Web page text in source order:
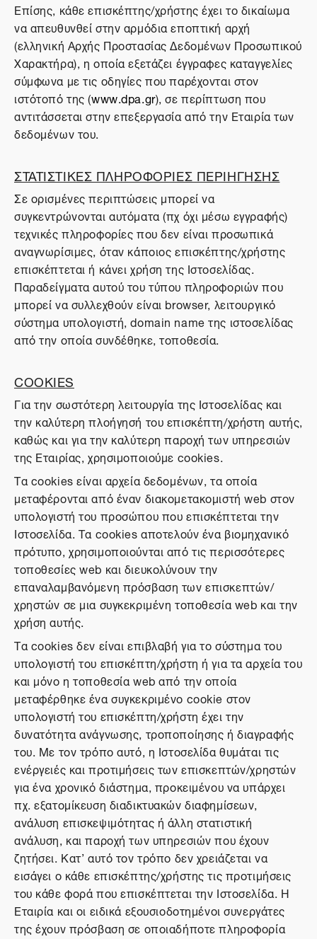
Επίσης, κάθε επισκέπτης/χρήστης έχει το δικαίωμα
να απευθυνθεί στην αρμόδια εποπτική αρχή
(ελληνική Αρχής Προστασίας Δεδομένων Προσωπικού
Χαρακτήρα), η οποία εξετάζει έγγραφες καταγγελίες
σύμφωνα με τις οδηγίες που παρέχονται στον
ιστότοπό της (www.dpa.gr), σε περίπτωση που
αντιτάσσεται στην επεξεργασία από την Εταιρία των
δεδομένων του.
ΣΤΑΤΙΣΤΙΚΕΣ ΠΛΗΡΟΦΟΡΙΕΣ ΠΕΡΙΗΓΗΣΗΣ
Σε ορισμένες περιπτώσεις μπορεί να
συγκεντρώνονται αυτόματα (πχ όχι μέσω εγγραφής)
τεχνικές πληροφορίες που δεν είναι προσωπικά
αναγνωρίσιμες, όταν κάποιος επισκέπτης/χρήστης
επισκέπτεται ή κάνει χρήση της Ιστοσελίδας.
Παραδείγματα αυτού του τύπου πληροφοριών που
μπορεί να συλλεχθούν είναι browser, λειτουργικό
σύστημα υπολογιστή, domain name της ιστοσελίδας
από την οποία συνδέθηκε, τοποθεσία.
COOKIES
Για την σωστότερη λειτουργία της Ιστοσελίδας και
την καλύτερη πλοήγησή του επισκέπτη/χρήστη αυτής,
καθώς και για την καλύτερη παροχή των υπηρεσιών
της Εταιρίας, χρησιμοποιούμε cookies.
Τα cookies είναι αρχεία δεδομένων, τα οποία
μεταφέρονται από έναν διακομετακομιστή web στον
υπολογιστή του προσώπου που επισκέπτεται την
Ιστοσελίδα. Τα cookies αποτελούν ένα βιομηχανικό
πρότυπο, χρησιμοποιούνται από τις περισσότερες
τοποθεσίες web και διευκολύνουν την
επαναλαμβανόμενη πρόσβαση των επισκεπτών/
χρηστών σε μια συγκεκριμένη τοποθεσία web και την
χρήση αυτής.
Τα cookies δεν είναι επιβλαβή για το σύστημα του
υπολογιστή του επισκέπτη/χρήστη ή για τα αρχεία του
και μόνο η τοποθεσία web από την οποία
μεταφέρθηκε ένα συγκεκριμένο cookie στον
υπολογιστή του επισκέπτη/χρήστη έχει την
δυνατότητα ανάγνωσης, τροποποίησης ή διαγραφής
του. Με τον τρόπο αυτό, η Ιστοσελίδα θυμάται τις
ενέργειές και προτιμήσεις των επισκεπτών/χρηστών
για ένα χρονικό διάστημα, προκειμένου να υπάρχει
πχ. εξατομίκευση διαδικτυακών διαφημίσεων,
ανάλυση επισκεψιμότητας ή άλλη στατιστική
ανάλυση, και παροχή των υπηρεσιών που έχουν
ζητήσει. Κατ’ αυτό τον τρόπο δεν χρειάζεται να
εισάγει ο κάθε επισκέπτης/χρήστης τις προτιμήσεις
του κάθε φορά που επισκέπτεται την Ιστοσελίδα. Η
Εταιρία και οι ειδικά εξουσιοδοτημένοι συνεργάτες
της έχουν πρόσβαση σε οποιαδήποτε πληροφορία